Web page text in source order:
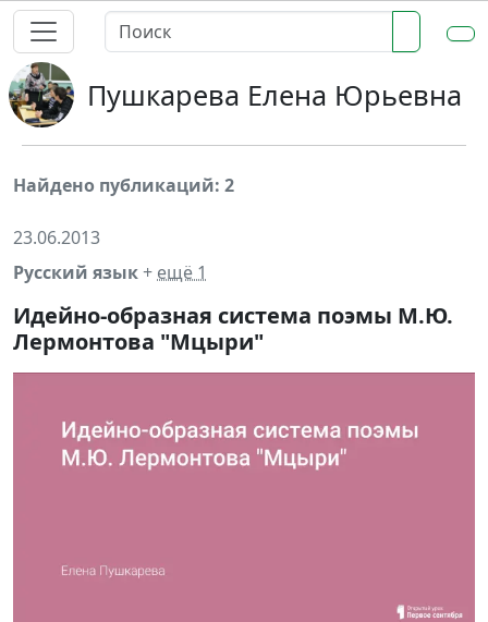
Пушкарева Елена Юрьевна
Найдено публикаций: 2
23.06.2013
Русский язык+ ещё 1
Идейно-образная система поэмы М.Ю.
Лермонтова "Мцыри"